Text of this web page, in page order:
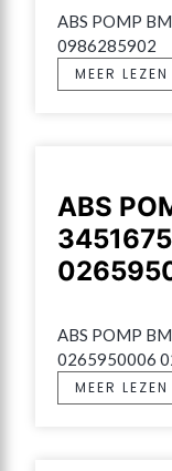
ABS POMP
0986285902
MEER LEZEN
ABS
ABS POMP
0265950006
MEER LEZEN